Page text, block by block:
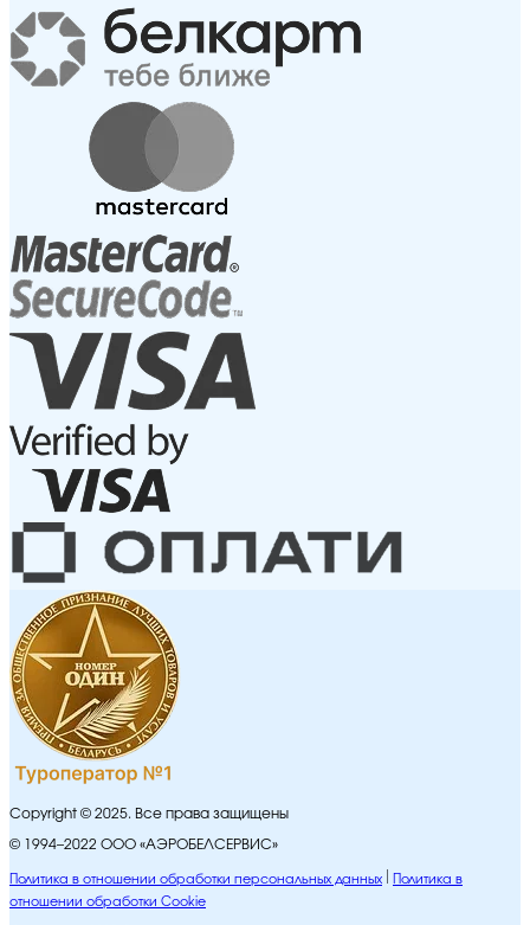
Copyright © 2025. Все права защищены
© 1994–2022 ООО «АЭРОБЕЛСЕРВИС»
Политика в отношении обработки персональных данных
Политика в
отношении обработки Cookie